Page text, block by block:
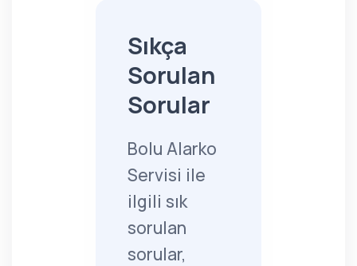
Sıkça
Sorulan
Sorular
Bolu Alarko
Servisi ile
ilgili sık
sorulan
sorular,